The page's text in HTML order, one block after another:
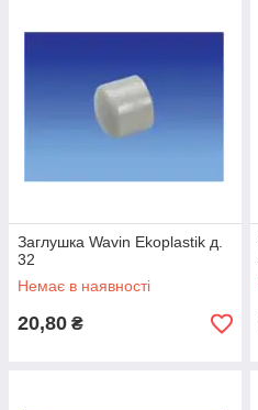
Заглушка Wavin Ekoplastik д.
32
Немає в наявності
20,80 ₴